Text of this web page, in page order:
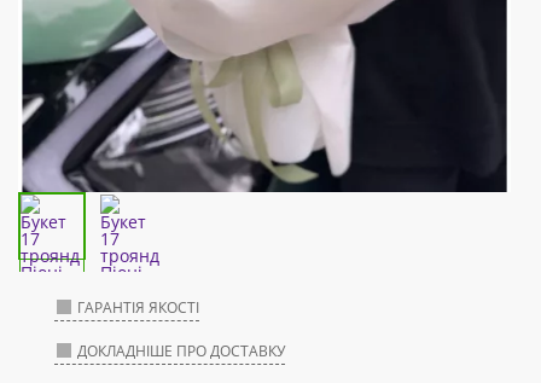
ГАРАНТІЯ ЯКОСТІ
ДОКЛАДНІШЕ ПРО ДОСТАВКУ